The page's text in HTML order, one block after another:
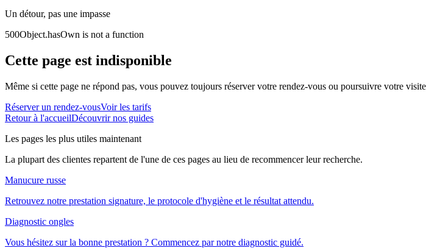
Un détour, pas une impasse
500Object.hasOwn is not a function
Cette page est indisponible
Même si cette page ne répond pas, vous pouvez toujours réserver votre rendez-vous ou poursuivre votre
Réserver un rendez-vousVoir les tarifs
Retour à l'accueilDécouvrir nos guides
Les pages les plus utiles maintenant
La plupart des clientes repartent de l'une de ces pages au lieu de recommencer leur recherche.
Manucure russe
Retrouvez notre prestation signature, le protocole d'hygiène et le résultat attendu.
Diagnostic ongles
Vous hésitez sur la bonne prestation ? Commencez par notre diagnostic guidé.